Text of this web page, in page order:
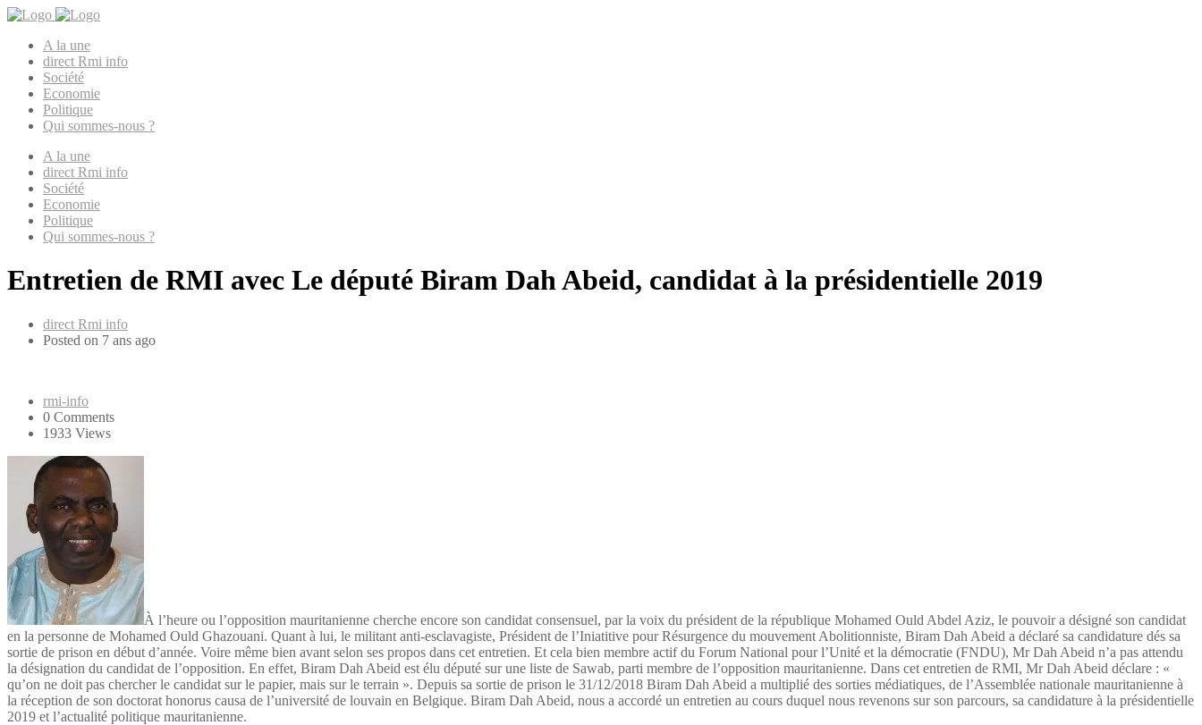
A la une
direct Rmi info
Société
Economie
Politique
Qui sommes-nous ?
A la une
direct Rmi info
Société
Economie
Politique
Qui sommes-nous ?
Entretien de RMI avec Le député Biram Dah Abeid, candidat à la présidentielle 2019
direct Rmi info
Posted on 7 ans ago
rmi-info
0 Comments
1933 Views
À l’heure ou l’opposition mauritanienne cherche encore son candidat consensuel, par la voix du président de la république Mohamed Ould Abdel Aziz, le pouvoir a désigné son candidat
en la personne de Mohamed Ould Ghazouani. Quant à lui, le militant anti-esclavagiste, Président de l’Iniatitive pour Résurgence du mouvement Abolitionniste, Biram Dah Abeid a déclaré sa candidature dés sa
sortie de prison en début d’année. Voire même bien avant selon ses propos dans cet entretien. Et cela bien membre actif du Forum National pour l’Unité et la démocratie (FNDU), Mr Dah Abeid n’a pas attendu
la désignation du candidat de l’opposition. En effet, Biram Dah Abeid est élu député sur une liste de Sawab, parti membre de l’opposition mauritanienne. Dans cet entretien de RMI, Mr Dah Abeid déclare : «
qu’on ne doit pas chercher le candidat sur le papier, mais sur le terrain ». Depuis sa sortie de prison le 31/12/2018 Biram Dah Abeid a multiplié des sorties médiatiques, de l’Assemblée nationale mauritanienne à
la réception de son doctorat honorus causa de l’université de louvain en Belgique. Biram Dah Abeid, nous a accordé un entretien au cours duquel nous revenons sur son parcours, sa candidature à la présidentielle
2019 et l’actualité politique mauritanienne.